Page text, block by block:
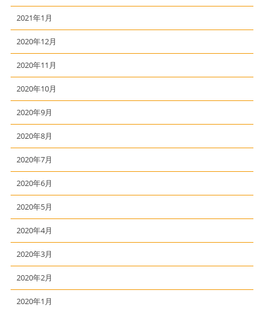
2021年1月
2020年12月
2020年11月
2020年10月
2020年9月
2020年8月
2020年7月
2020年6月
2020年5月
2020年4月
2020年3月
2020年2月
2020年1月